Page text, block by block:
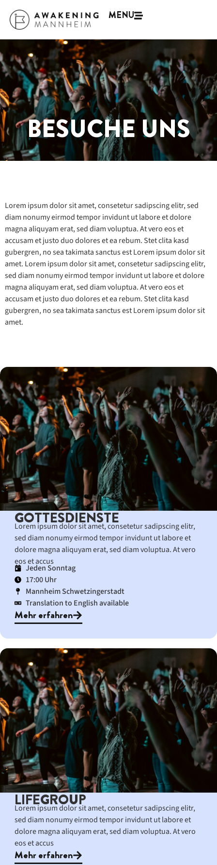
MENU
BESUCHE UNS
Lorem ipsum dolor sit amet, consetetur sadipscing elitr, sed
diam nonumy eirmod tempor invidunt ut labore et dolore
magna aliquyam erat, sed diam voluptua. At vero eos et
accusam et justo duo dolores et ea rebum. Stet clita kasd
gubergren, no sea takimata sanctus est Lorem ipsum dolor sit
amet. Lorem ipsum dolor sit amet, consetetur sadipscing elitr,
sed diam nonumy eirmod tempor invidunt ut labore et dolore
magna aliquyam erat, sed diam voluptua. At vero eos et
accusam et justo duo dolores et ea rebum. Stet clita kasd
gubergren, no sea takimata sanctus est Lorem ipsum dolor sit
amet.
GOTTESDIENSTE
Lorem ipsum dolor sit amet, consetetur sadipscing elitr,
sed diam nonumy eirmod tempor invidunt ut labore et
dolore magna aliquyam erat, sed diam voluptua. At vero
eos et accus
Jeden Sonntag
17:00 Uhr
Mannheim Schwetzingerstadt
Translation to English available
Mehr erfahren
LIFEGROUP
Lorem ipsum dolor sit amet, consetetur sadipscing elitr,
sed diam nonumy eirmod tempor invidunt ut labore et
dolore magna aliquyam erat, sed diam voluptua. At vero
eos et accus
Mehr erfahren